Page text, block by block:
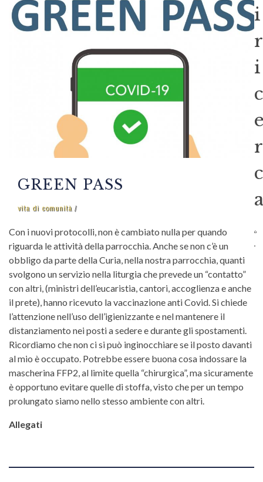
i
r
i
c
r
c
GREEN PASS
vita di comunità
Con i nuovi protocolli, non è cambiato nulla per quando
riguarda le attività della parrocchia. Anche se non c’è un
obbligo da parte della Curia, nella nostra parrocchia, quanti
svolgono un servizio nella liturgia che prevede un “contatto”
con altri, (ministri dell’eucaristia, cantori, accoglienza e anche
il prete), hanno ricevuto la vaccinazione anti Covid. Si chiede
l’attenzione nell’uso dell’igienizzante e nel mantenere il
distanziamento nei posti a sedere e durante gli spostamenti.
Ricordiamo che non ci si può inginocchiare se il posto davanti
al mio è occupato. Potrebbe essere buona cosa indossare la
mascherina FFP2, al limite quella “chirurgica”, ma sicuramente
è opportuno evitare quelle di stoffa, visto che per un tempo
prolungato siamo nello stesso ambiente con altri.
Allegati